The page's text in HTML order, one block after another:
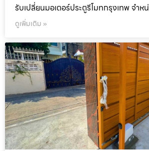
รับเปลี่ยนมอเตอร์ประตูรีโมทกรุงเทพ จำหน่
ดูเพิ่มเติม »